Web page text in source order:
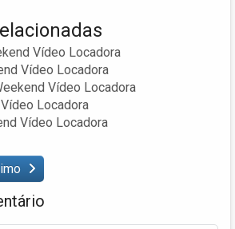
Vídeo Locadora
Vídeo Locadora
Vídeo Locadora
Locadora
Vídeo Locadora